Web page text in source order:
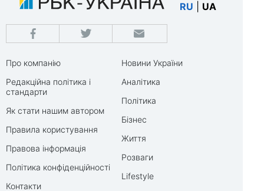
RU UA
Про компанію
Редакційна політика і
стандарти
Як стати нашим автором
Правила користування
Правова інформація
Політика конфіденційності
Контакти
Новини України
Аналітика
Політика
Бізнес
Життя
Розваги
Lifestyle